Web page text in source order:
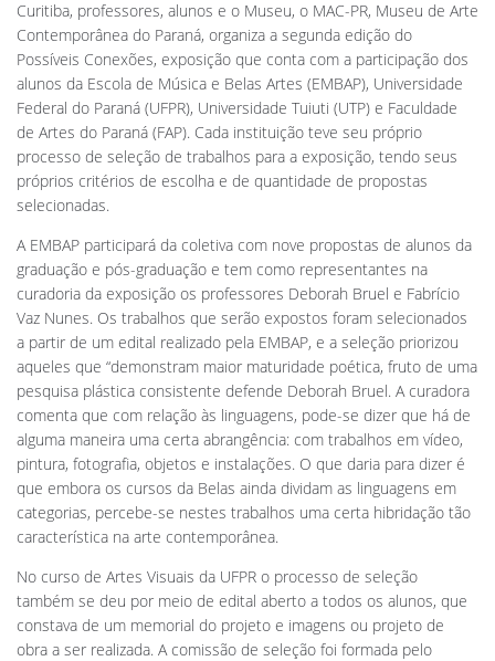
Curitiba, professores, alunos e o Museu, o MAC-PR, Museu de Arte
Contemporânea do Paraná, organiza a segunda edição do
Possíveis Conexões, exposição que conta com a participação dos
alunos da Escola de Música e Belas Artes (EMBAP), Universidade
Federal do Paraná (UFPR), Universidade Tuiuti (UTP) e Faculdade
de Artes do Paraná (FAP). Cada instituição teve seu próprio
processo de seleção de trabalhos para a exposição, tendo seus
próprios critérios de escolha e de quantidade de propostas
selecionadas.
A EMBAP participará da coletiva com nove propostas de alunos da
graduação e pós-graduação e tem como representantes na
curadoria da exposição os professores Deborah Bruel e Fabrício
Vaz Nunes. Os trabalhos que serão expostos foram selecionados
a partir de um edital realizado pela EMBAP, e a seleção priorizou
aqueles que “demonstram maior maturidade poética, fruto de uma
pesquisa plástica consistente defende Deborah Bruel. A curadora
comenta que com relação às linguagens, pode-se dizer que há de
alguma maneira uma certa abrangência: com trabalhos em vídeo,
pintura, fotografia, objetos e instalações. O que daria para dizer é
que embora os cursos da Belas ainda dividam as linguagens em
categorias, percebe-se nestes trabalhos uma certa hibridação tão
característica na arte contemporânea.
No curso de Artes Visuais da UFPR o processo de seleção
também se deu por meio de edital aberto a todos os alunos, que
constava de um memorial do projeto e imagens ou projeto de
obra a ser realizada. A comissão de seleção foi formada pelo